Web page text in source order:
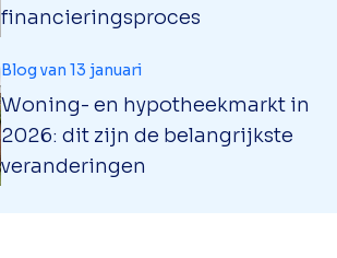
financieringsproces
Woning- en hypotheekmarkt in
2026: dit zijn de belangrijkste
veranderingen
Blog van 13 januari